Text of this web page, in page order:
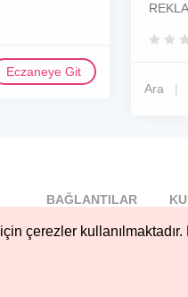
çerezler
Eczaneye Git
Ara
BAĞLANTILAR
Nöbetçi...